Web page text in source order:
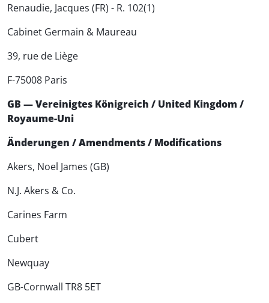
Renaudie, Jacques (FR) - R. 102(1)
Cabinet Germain & Maureau
39, rue de Liège
F-75008 Paris
GB — Vereinigtes Königreich / United Kingdom /
Royaume-Uni
Änderungen / Amendments / Modifications
Akers, Noel James (GB)
N.J. Akers & Co.
Carines Farm
Cubert
Newquay
GB-Cornwall TR8 5ET